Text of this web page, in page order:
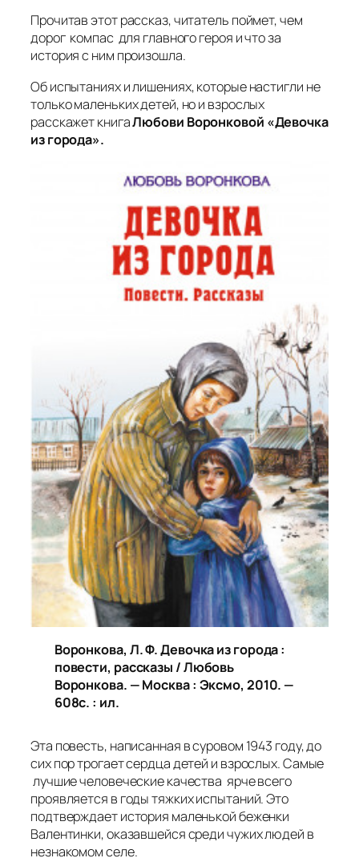
Прочитав этот рассказ, читатель поймет, чем
дорог компас для главного героя и что за
история с ним произошла.
Об испытаниях и лишениях, которые настигли не
только маленьких детей, но и взрослых
расскажет книгаЛюбови Воронковой «Девочка
из города».
Воронкова, Л. Ф.Девочка из города :
повести, рассказы / Любовь
Воронкова. — Москва : Эксмо, 2010. —
608с. : ил.
Эта повесть, написанная в суровом 1943 году, до
сих пор трогает сердца детей и взрослых. Самые
лучшие человеческие качества ярче всего
проявляется в годы тяжких испытаний. Это
подтверждает история маленькой беженки
Валентинки, оказавшейся среди чужих людей в
незнакомом селе.